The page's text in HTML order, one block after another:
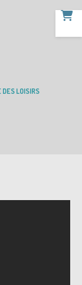
DES LOISIRS